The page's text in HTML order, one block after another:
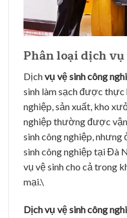
Phân loại dịch
Dịchvụ vệ sinh công
sinh làm sạch được
nghiệp, sản xuất, kho
nghiệp thường được
sinh công nghiệp,
sinh công nghiệp tại Đà
vụ vệ sinh cho cả trong
mại.\
Dịch vụ vệ sinh công